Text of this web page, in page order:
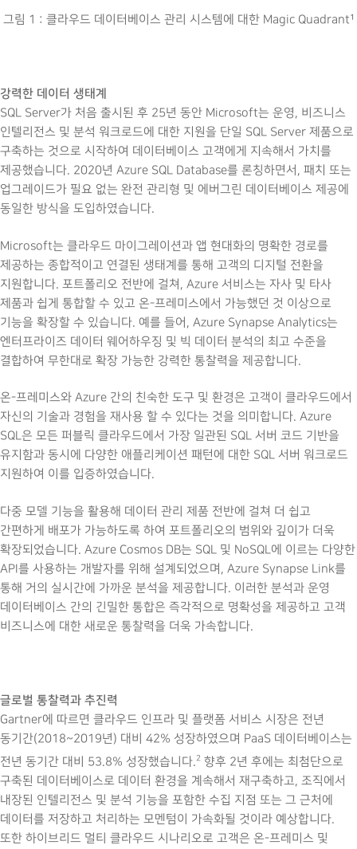
그림 1 : 클라우드 데이터베이스 관리 시스템에 대한 Magic Quadrant¹
강력한 데이터 생태계
SQL Server가 처음 출시된 후 25년 동안 Microsoft는 운영, 비즈니스
인텔리전스 및 분석 워크로드에 대한 지원을 단일 SQL Server 제품으로
구축하는 것으로 시작하여 데이터베이스 고객에게 지속해서 가치를
제공했습니다. 2020년 Azure SQL Database를 론칭하면서, 패치 또는
업그레이드가 필요 없는 완전 관리형 및 에버그린 데이터베이스 제공에
동일한 방식을 도입하였습니다.
Microsoft는 클라우드 마이그레이션과 앱 현대화의 명확한 경로를
제공하는 종합적이고 연결된 생태계를 통해 고객의 디지털 전환을
지원합니다. 포트폴리오 전반에 걸쳐, Azure 서비스는 자사 및 타사
제품과 쉽게 통합할 수 있고 온-프레미스에서 가능했던 것 이상으로
기능을 확장할 수 있습니다. 예를 들어, Azure Synapse Analytics는
엔터프라이즈 데이터 웨어하우징 및 빅 데이터 분석의 최고 수준을
결합하여 무한대로 확장 가능한 강력한 통찰력을 제공합니다.
온-프레미스와 Azure 간의 친숙한 도구 및 환경은 고객이 클라우드에서
자신의 기술과 경험을 재사용 할 수 있다는 것을 의미합니다. Azure
SQL은 모든 퍼블릭 클라우드에서 가장 일관된 SQL 서버 코드 기반을
유지함과 동시에 다양한 애플리케이션 패턴에 대한 SQL 서버 워크로드
지원하여 이를 입증하였습니다.
다중 모델 기능을 활용해 데이터 관리 제품 전반에 걸쳐 더 쉽고
간편하게 배포가 가능하도록 하여 포트폴리오의 범위와 깊이가 더욱
확장되었습니다. Azure Cosmos DB는 SQL 및 NoSQL에 이르는 다양한
API를 사용하는 개발자를 위해 설계되었으며, Azure Synapse Link를
통해 거의 실시간에 가까운 분석을 제공합니다. 이러한 분석과 운영
데이터베이스 간의 긴밀한 통합은 즉각적으로 명확성을 제공하고 고객
비즈니스에 대한 새로운 통찰력을 더욱 가속합니다.
글로벌 통찰력과 추진력
Gartner에 따르면 클라우드 인프라 및 플랫폼 서비스 시장은 전년
동기간(2018~2019년) 대비 42% 성장하였으며 PaaS 데이터베이스는
전년 동기간 대비 53.8% 성장했습니다. 2 향후 2년 후에는 최첨단으로
구축된 데이터베이스로 데이터 환경을 계속해서 재구축하고, 조직에서
내장된 인텔리전스 및 분석 기능을 포함한 수집 지점 또는 그 근처에
데이터를 저장하고 처리하는 모멘텀이 가속화될 것이라 예상합니다.
또한 하이브리드 멀티 클라우드 시나리오로 고객은 온-프레미스 및